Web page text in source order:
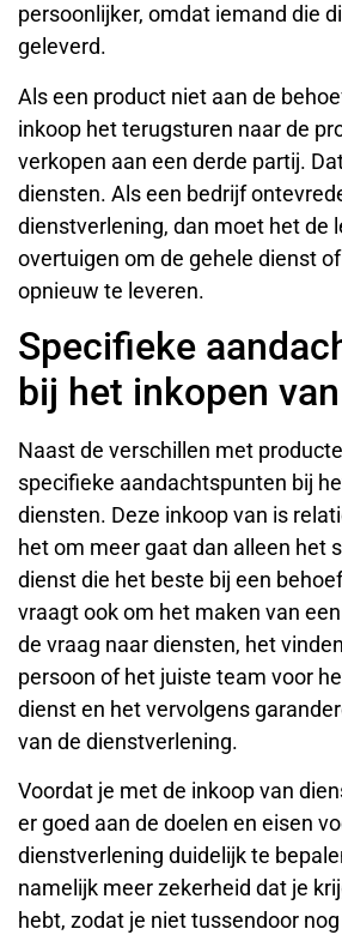
persoonlijker, omdat iemand die
geleverd.
Als een product niet aan de
inkoop het terugsturen naar de
verkopen aan een derde partij.
diensten. Als een bedrijf
dienstverlening, dan moet het de
overtuigen om de gehele dienst
opnieuw te leveren.
Specifieke
bij het inkopen
Naast de verschillen met
specifieke aandachtspunten bij
diensten. Deze inkoop van is
het om meer gaat dan alleen het
dienst die het beste bij een
vraagt ook om het maken van
de vraag naar diensten, het
persoon of het juiste team voor
dienst en het vervolgens
van de dienstverlening.
Voordat je met de inkoop van
er goed aan de doelen en eisen
dienstverlening duidelijk te
namelijk meer zekerheid dat je
hebt, zodat je niet tussendoor